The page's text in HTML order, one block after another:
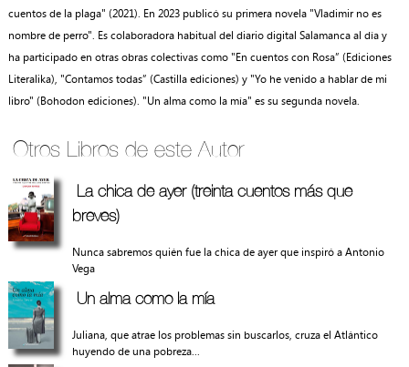
cuentos de la plaga" (2021). En 2023 publicó su primera novela "Vladimir no es
nombre de perro". Es colaboradora habitual del diario digital Salamanca al día y
ha participado en otras obras colectivas como "En cuentos con Rosa” (Ediciones
Literalika), "Contamos todas” (Castilla ediciones) y "Yo he venido a hablar de mi
libro" (Bohodon ediciones). "Un alma como la mía" es su segunda novela.
Otros Libros de este Autor
La chica de ayer (treinta cuentos más que
breves)
Nunca sabremos quién fue la chica de ayer que inspiró a Antonio
Vega
Un alma como la mía
Juliana, que atrae los problemas sin buscarlos, cruza el Atlántico
huyendo de una pobreza...